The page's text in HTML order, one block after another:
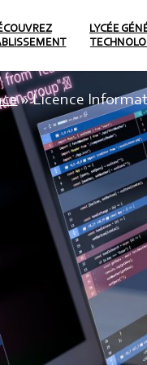
LYCÉE
»Licence
en